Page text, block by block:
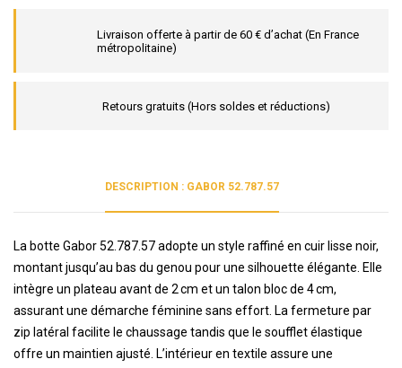
Livraison offerte à partir de 60 € d’achat (En France
métropolitaine)
Retours gratuits (Hors soldes et réductions)
DESCRIPTION : GABOR 52.787.57
La botte Gabor 52.787.57 adopte un style raffiné en cuir lisse noir,
montant jusqu’au bas du genou pour une silhouette élégante. Elle
intègre un plateau avant de 2 cm et un talon bloc de 4 cm,
assurant une démarche féminine sans effort. La fermeture par
zip latéral facilite le chaussage tandis que le soufflet élastique
offre un maintien ajusté. L’intérieur en textile assure une